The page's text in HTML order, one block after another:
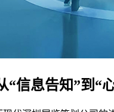
“信息告知”到“